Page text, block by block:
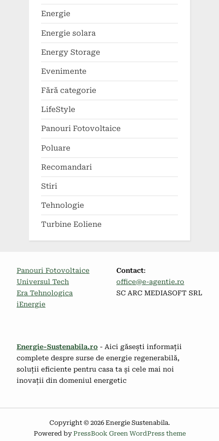
Energie
Energie solara
Energy Storage
Evenimente
Fără categorie
LifeStyle
Panouri Fotovoltaice
Poluare
Recomandari
Stiri
Tehnologie
Turbine Eoliene
Panouri Fotovoltaice
Universul Tech
Era Tehnologica
iEnergie
Contact:
office@e-agentie.ro
SC ARC MEDIASOFT SRL
Energie-Sustenabila.ro - Aici găsești informații
complete despre surse de energie regenerabilă,
soluții eficiente pentru casa ta și cele mai noi
inovații din domeniul energetic
Copyright © 2026 Energie Sustenabila.
Powered by PressBook Green WordPress theme